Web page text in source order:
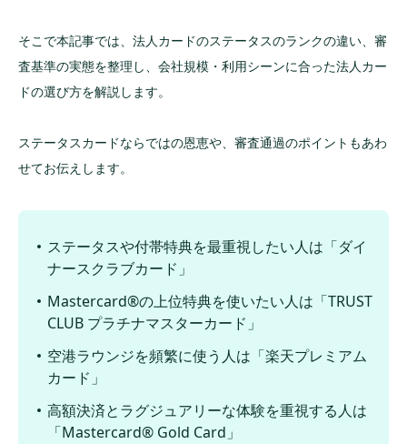
そこで本記事では、法人カードのステータスのランクの違い、審
査基準の実態を整理し、会社規模・利用シーンに合った法人カー
ドの選び方を解説します。
ステータスカードならではの恩恵や、審査通過のポイントもあわ
せてお伝えします。
ステータスや付帯特典を最重視したい人は「ダイ
ナースクラブカード」
Mastercard®の上位特典を使いたい人は「TRUST
CLUB プラチナマスターカード」
空港ラウンジを頻繁に使う人は「楽天プレミアム
カード」
高額決済とラグジュアリーな体験を重視する人は
「Mastercard® Gold Card」